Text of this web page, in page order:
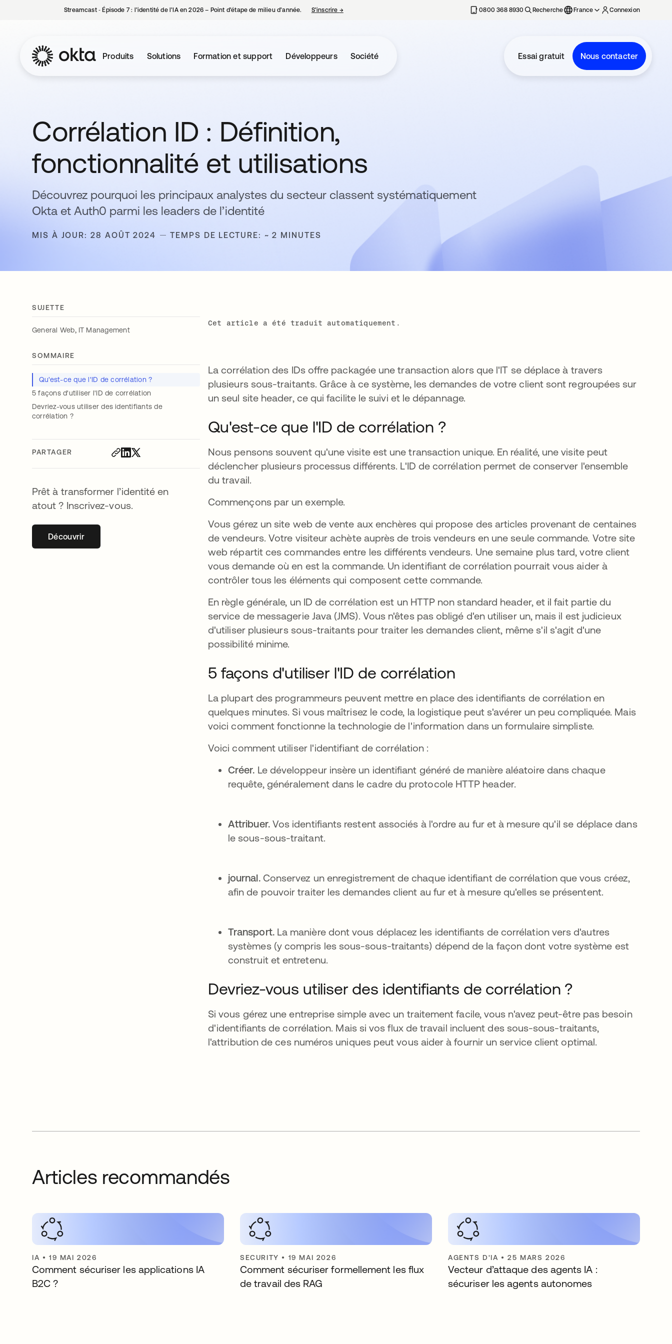
Streamcast ‑ Épisode 7 : l’identité de l’IA en 2026 – Point d’étape de milieu d’année. S’inscrire →s’ouvre dans un nouvel onglet 0800 368 8930 Recherche France Connexion
Produits Solutions Formation et support Développeurs Société Essai gratuit Nous contacter
Corrélation ID : Définition,
fonctionnalité et utilisations
Découvrez pourquoi les principaux analystes du secteur classent systématiquement
Okta et Auth0 parmi les leaders de l’identité
MIS À JOUR: 28 AOÛT 2024 TEMPS DE LECTURE: ~ 2 MINUTES
SUJETTE
General Web, IT Management
SOMMAIRE
Qu'est-ce que l'ID de corrélation ?
5 façons d'utiliser l'ID de corrélation
Devriez-vous utiliser des identifiants de
corrélation ?
PARTAGER
Prêt à transformer l’identité en
atout ? Inscrivez-vous.
Découvrirs’ouvre dans un nouvel onglet
Cet article a été traduit automatiquement.
La corrélation des IDs offre packagée une transaction alors que l'IT se déplace à travers
plusieurs sous-traitants. Grâce à ce système, les demandes de votre client sont regroupées sur
un seul site header, ce qui facilite le suivi et le dépannage.
Qu'est-ce que l'ID de corrélation ?
Nous pensons souvent qu'une visite est une transaction unique. En réalité, une visite peut
déclencher plusieurs processus différents. L'ID de corrélation permet de conserver l'ensemble
du travail.
Commençons par un exemple.
Vous gérez un site web de vente aux enchères qui propose des articles provenant de centaines
de vendeurs. Votre visiteur achète auprès de trois vendeurs en une seule commande. Votre site
web répartit ces commandes entre les différents vendeurs. Une semaine plus tard, votre client
vous demande où en est la commande. Un identifiant de corrélation pourrait vous aider à
contrôler tous les éléments qui composent cette commande.
En règle générale, un ID de corrélation est un HTTP non standard header, et il fait partie du
service de messagerie Java (JMS). Vous n'êtes pas obligé d'en utiliser un, mais il est judicieux
d'utiliser plusieurs sous-traitants pour traiter les demandes client, même s'il s'agit d'une
possibilité minime.
5 façons d'utiliser l'ID de corrélation
La plupart des programmeurs peuvent mettre en place des identifiants de corrélation en
quelques minutes. Si vous maîtrisez le code, la logistique peut s'avérer un peu compliquée. Mais
voici comment fonctionne la technologie de l'information dans un formulaire simpliste.
Voici comment utiliser l'identifiant de corrélation :
Créer. Le développeur insère un identifiant généré de manière aléatoire dans chaque
requête, généralement dans le cadre du protocole HTTP header.
Attribuer. Vos identifiants restent associés à l'ordre au fur et à mesure qu'il se déplace dans
le sous-sous-traitant.
journal. Conservez un enregistrement de chaque identifiant de corrélation que vous créez,
afin de pouvoir traiter les demandes client au fur et à mesure qu'elles se présentent.
Transport. La manière dont vous déplacez les identifiants de corrélation vers d'autres
systèmes (y compris les sous-sous-traitants) dépend de la façon dont votre système est
construit et entretenu.
Devriez-vous utiliser des identifiants de corrélation ?
Si vous gérez une entreprise simple avec un traitement facile, vous n'avez peut-être pas besoin
d'identifiants de corrélation. Mais si vos flux de travail incluent des sous-sous-traitants,
l'attribution de ces numéros uniques peut vous aider à fournir un service client optimal.
Articles recommandés
IA •19 MAI 2026
Comment sécuriser les applications IA
B2C ?
SECURITY • 19 MAI 2026
Comment sécuriser formellement les flux
de travail des RAG
AGENTS D'IA •25 MARS 2026
Vecteur d’attaque des agents IA :
sécuriser les agents autonomes